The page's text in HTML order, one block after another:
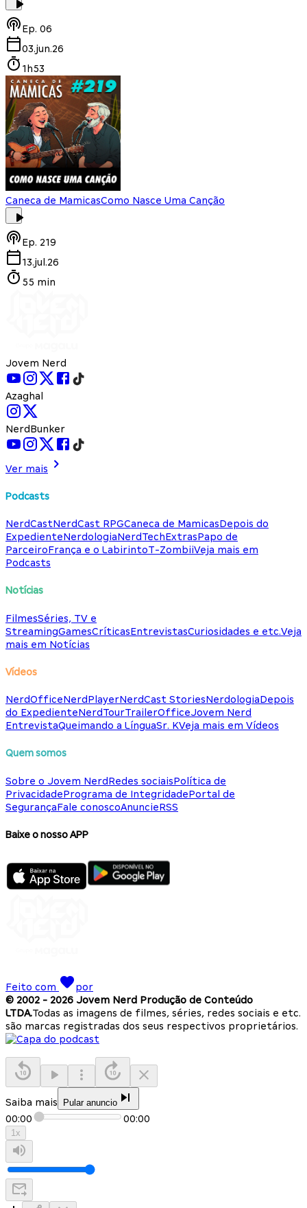
Ep. 06
03.jun.26
1h53
Caneca de MamicasComo Nasce Uma Canção
Ep. 219
13.jul.26
55 min
Jovem Nerd
Azaghal
NerdBunker
Ver mais
Podcasts
NerdCastNerdCast RPGCaneca de MamicasDepois do
ExpedienteNerdologiaNerdTechExtrasPapo de
ParceiroFrança e o LabirintoT-ZombiiVeja mais em
Podcasts
Notícias
FilmesSéries, TV e
StreamingGamesCríticasEntrevistasCuriosidades e etc.Veja
mais em Notícias
Vídeos
NerdOfficeNerdPlayerNerdCast StoriesNerdologiaDepois
do ExpedienteNerdTourTrailerOfficeJovem Nerd
EntrevistaQueimando a LínguaSr. KVeja mais em Vídeos
Quem somos
Sobre o Jovem NerdRedes sociaisPolítica de
PrivacidadePrograma de IntegridadePortal de
SegurançaFale conoscoAnuncieRSS
Baixe o nosso APP
Feito com
por
© 2002 - 2026 Jovem Nerd Produção de Conteúdo
LTDA.Todas as imagens de filmes, séries, redes sociais e etc.
são marcas registradas dos seus respectivos proprietários.
Saiba mais Pular anuncio
00:00 00:00
1x